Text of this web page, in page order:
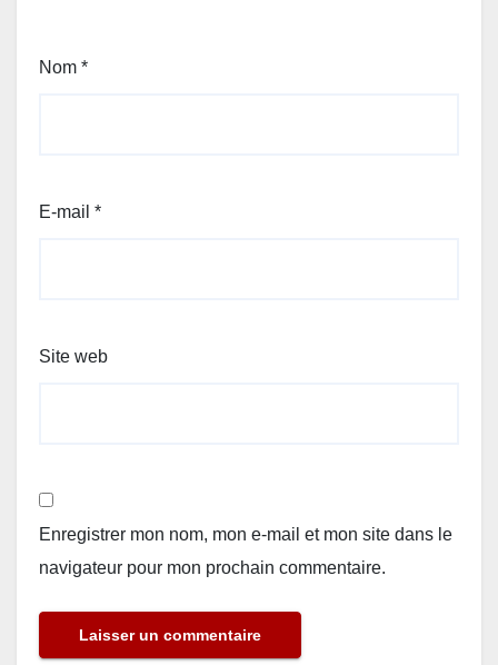
Nom *
E-mail *
Site web
Enregistrer mon nom, mon e-mail et mon site dans le
navigateur pour mon prochain commentaire.